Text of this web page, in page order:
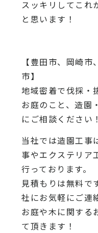
スッキリしてこれ
と思います！
【豊田市、岡崎
市】
地域密着で伐採・
お庭のこと、造園
にご相談ください！
当社では造園工事
事やエクステリア
行っております。
見積もりは無料で
社にお気軽にご連
お庭や木に関する
て頂きます！